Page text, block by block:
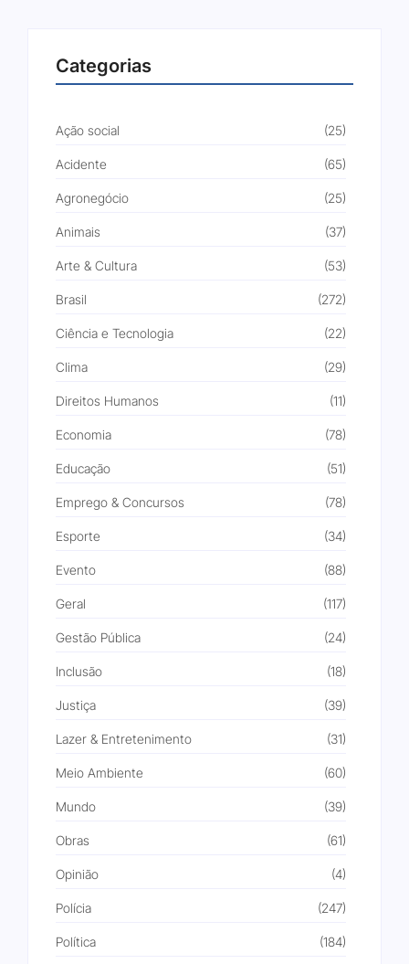
Categorias
Ação social (25)
Acidente (65)
Agronegócio (25)
Animais (37)
Arte & Cultura (53)
Brasil (272)
Ciência e Tecnologia (22)
Clima (29)
Direitos Humanos (11)
Economia (78)
Educação (51)
Emprego & Concursos (78)
Esporte (34)
Evento (88)
Geral (117)
Gestão Pública (24)
Inclusão (18)
Justiça (39)
Lazer & Entretenimento (31)
Meio Ambiente (60)
Mundo (39)
Obras (61)
Opinião (4)
Polícia (247)
Política (184)